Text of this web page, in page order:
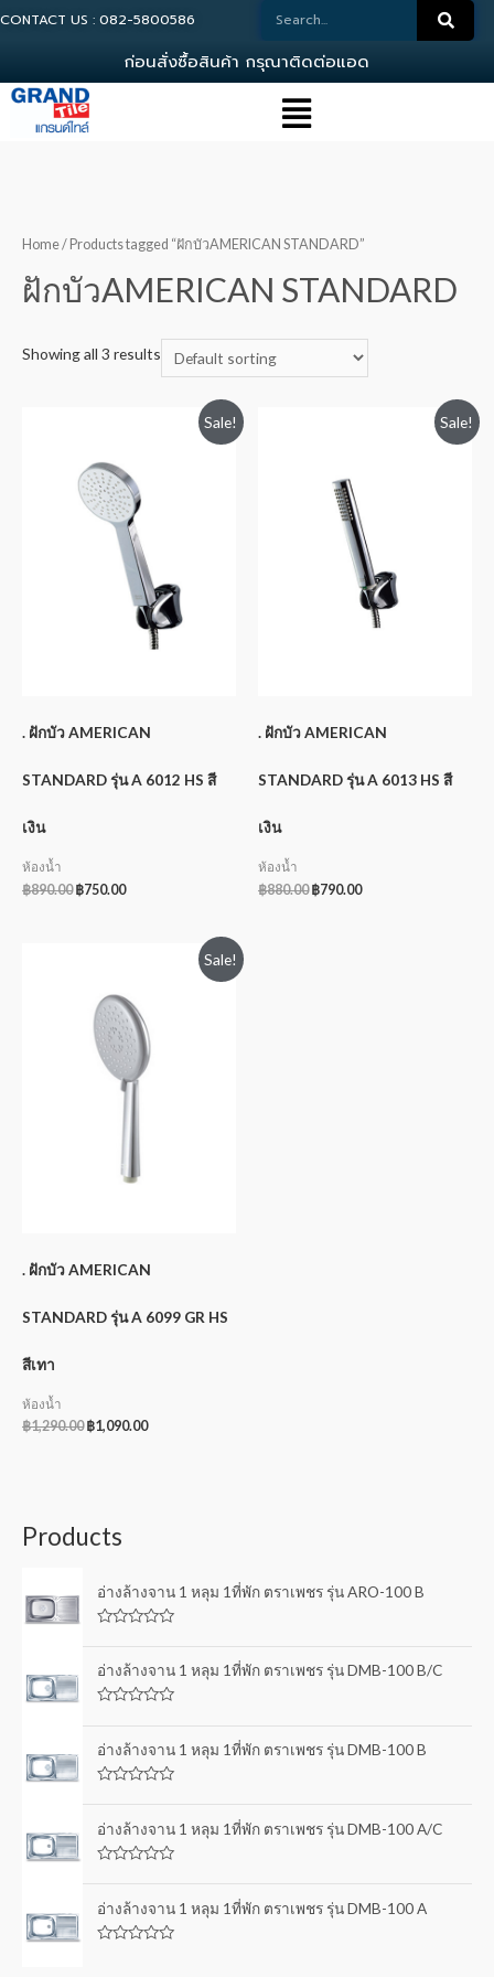
CONTACT US : 082-5800586
กอนสงซอสนคา กรณาตดตอแอดม
Home/ Products tagged “ฝักบัวAMERICAN STANDARD”
ฝักบัวAMERICAN STANDARD
Showing all 3 results
Sale!
. ฝักบัว AMERICAN
STANDARD รุ่น A 6012 HS สี
เงิน
ห้องน้ำ
฿890.00 ฿750.00
Sale!
. ฝักบัว AMERICAN
STANDARD รุ่น A 6013 HS สี
เงิน
ห้องน้ำ
฿880.00 ฿790.00
Sale!
. ฝักบัว AMERICAN
STANDARD รุ่น A 6099 GR HS
สีเทา
ห้องน้ำ
฿1,290.00 ฿1,090.00
Products
อ่างล้างจาน 1 หลุม 1ที่พัก ตราเพชร รุ่น ARO-100 B
t
e
d
t
o
f
อ่างล้างจาน 1 หลุม 1ที่พัก ตราเพชร รุ่น DMB-100 B/C
t
e
d
t
o
f
อ่างล้างจาน 1 หลุม 1ที่พัก ตราเพชร รุ่น DMB-100 B
t
e
d
t
o
f
อ่างล้างจาน 1 หลุม 1ที่พัก ตราเพชร รุ่น DMB-100 A/C
t
e
d
อ่างล้างจาน 1 หลุม 1ที่พัก ตราเพชร รุ่น DMB-100 A